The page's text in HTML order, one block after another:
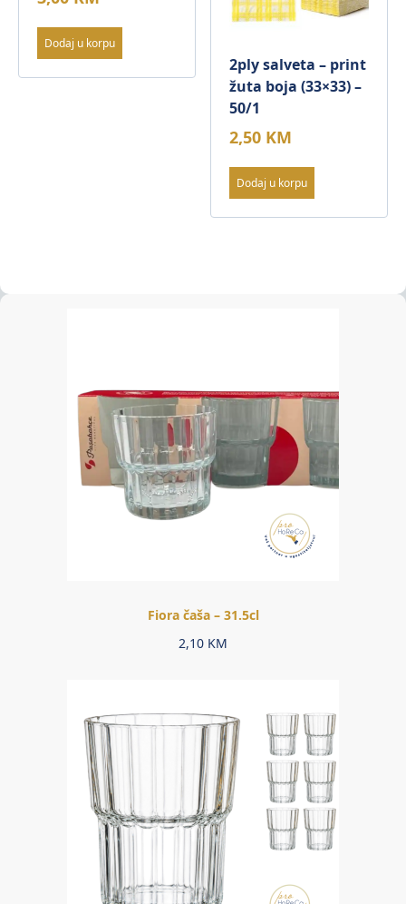
Dodaj u korpu
2ply salveta – print
žuta boja (33×33) –
50/1
2,50 KM
Dodaj u korpu
Fiora čaša – 31.5cl
2,10 KM